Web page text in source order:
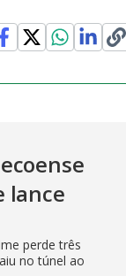
lance
perde três
no túnel ao